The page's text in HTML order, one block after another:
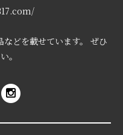
どを載せています。 ぜひ
。